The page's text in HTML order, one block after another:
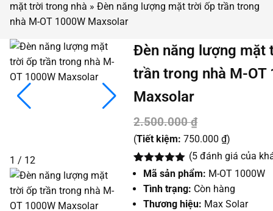
mặt trời trong nhà » Đèn năng lượng mặt trời ốp trần trong
nhà M-OT 1000W Maxsolar
1 / 12
Đèn năng lượng mặt
trần trong nhà M-OT
Maxsolar
2.500.000₫
Giá
gốc
là:
2.500.000 ₫.
Giá
hiện
tại
là:
1.750.000 ₫.
(Tiết kiệm: 750.000₫)
5.00trên 5
5
đánh giá
(5đánh giá của
Mã sản phẩm: M-OT 1000W
Tình trạng: Còn hàng
Thương hiệu: Max Solar